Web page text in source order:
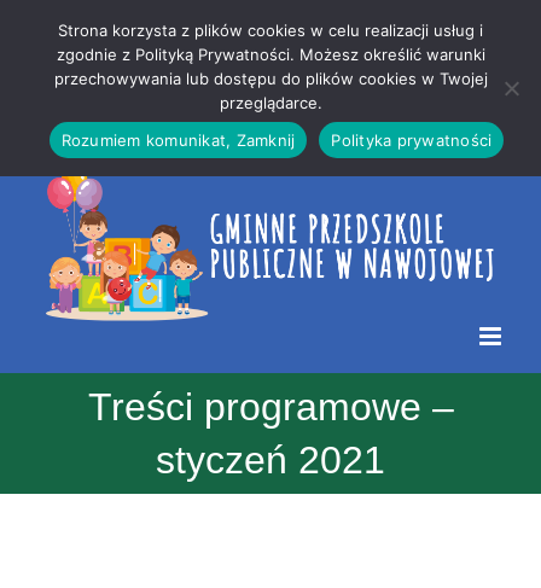
treści
strony
Treści programowe –
styczeń 2021
Strona korzysta z plików cookies w celu realizacji usług i
zgodnie z Polityką Prywatności. Możesz określić warunki
przechowywania lub dostępu do plików cookies w Twojej
przeglądarce.
Rozumiem komunikat, Zamknij
Polityka prywatności